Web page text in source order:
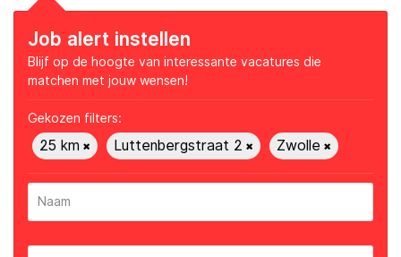
Job alert instellen
Blijf op de hoogte van interessante vacatures die
matchen met jouw wensen!
Gekozen filters:
25 km Luttenbergstraat 2 Zwolle